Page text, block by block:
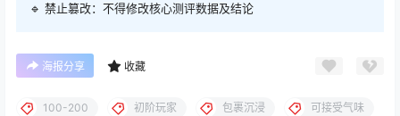
🔹 禁止篡改：不得修改核心测评数据及结论
海报分享 收藏
100-200 初阶玩家 包裹沉浸 可接受气味